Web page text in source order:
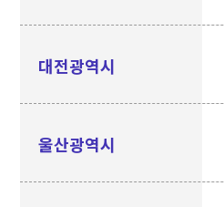
대전광역시
울산광역시